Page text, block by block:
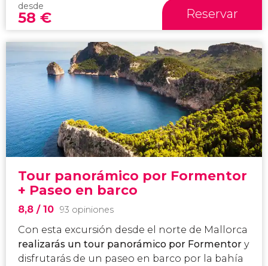
desde
58 € Reservar
Tour panorámico por Formentor
+ Paseo en barco
8,8 / 10 93 opiniones
Con esta excursión desde el norte de Mallorca
realizarás un tour panorámico por Formentor y
disfrutarás de un paseo en barco por la bahía